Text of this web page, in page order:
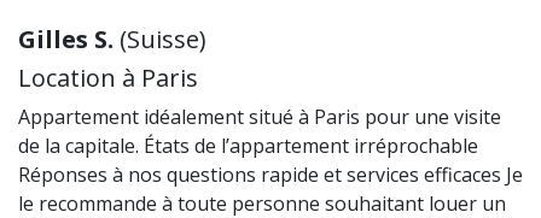
Gilles S. (Suisse)
Location à Paris
Appartement idéalement situé à Paris pour une visite
de la capitale. États de l’appartement irréprochable
Réponses à nos questions rapide et services efficaces Je
le recommande à toute personne souhaitant louer un